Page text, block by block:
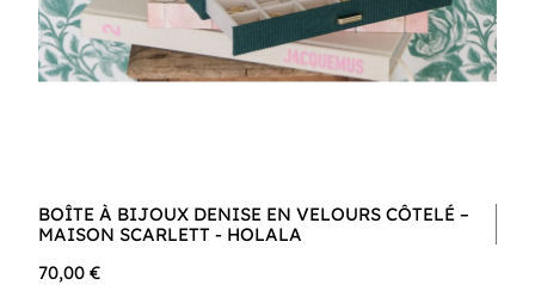
BOÎTE À BIJOUX DENISE EN VELOURS CÔTELÉ –
MAISON SCARLETT - HOLALA
70,00 €